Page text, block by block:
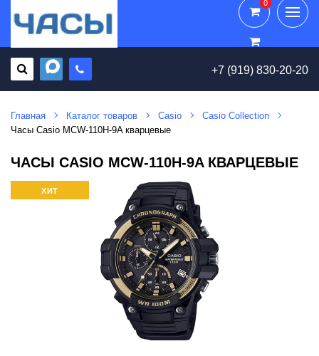
+7 (919) 830-20-20
0
0
Главная Каталог товаров Casio
Casio Collection
Часы Casio MCW-110H-9A кварцевые
ЧАСЫ CASIO MCW-110H-9A КВАРЦЕВЫЕ
ХИТ